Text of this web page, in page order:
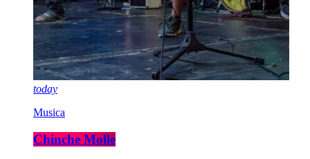
today
Musica
Chinche Molle